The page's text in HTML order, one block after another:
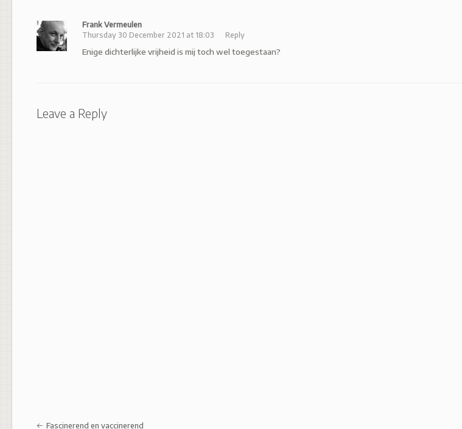
Frank Vermeulen
Thursday 30 December 2021 at 18:03
Reply
Enige dichterlijke vrijheid is mij toch wel toegestaan?
Leave a Reply
Post navigation
Fascinerend en vaccinerend